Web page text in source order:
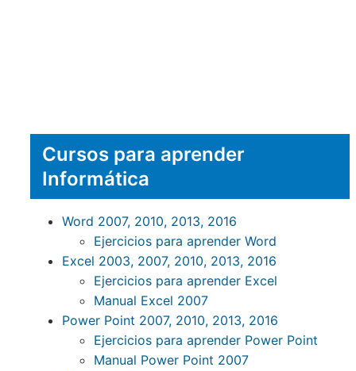
Cursos para aprender
Informática
Word 2007, 2010, 2013, 2016
Ejercicios para aprender Word
Excel 2003, 2007, 2010, 2013, 2016
Ejercicios para aprender Excel
Manual Excel 2007
Power Point 2007, 2010, 2013, 2016
Ejercicios para aprender Power Point
Manual Power Point 2007